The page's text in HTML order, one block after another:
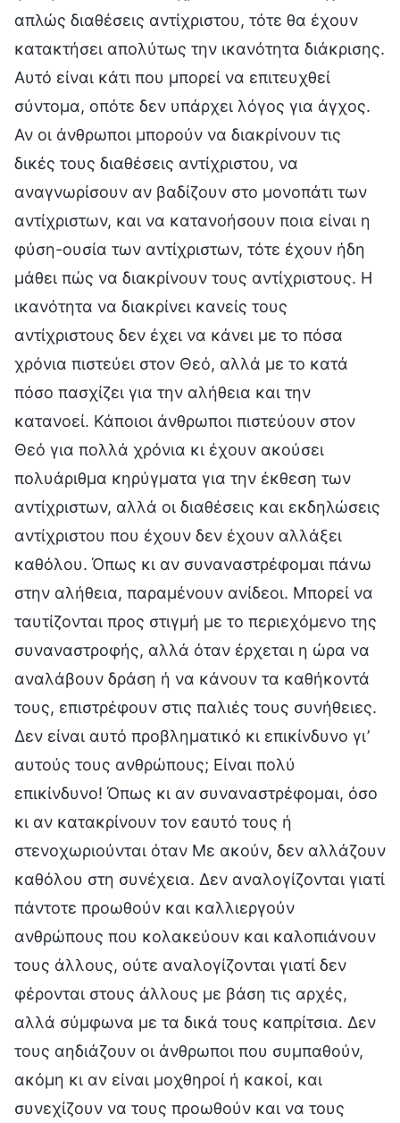
απλώς διαθέσεις αντίχριστου, τότε θα έχουν
κατακτήσει απολύτως την ικανότητα διάκρισης.
Αυτό είναι κάτι που μπορεί να επιτευχθεί
σύντομα, οπότε δεν υπάρχει λόγος για άγχος.
Αν οι άνθρωποι μπορούν να διακρίνουν τις
δικές τους διαθέσεις αντίχριστου, να
αναγνωρίσουν αν βαδίζουν στο μονοπάτι των
αντίχριστων, και να κατανοήσουν ποια είναι η
φύση-ουσία των αντίχριστων, τότε έχουν ήδη
μάθει πώς να διακρίνουν τους αντίχριστους. Η
ικανότητα να διακρίνει κανείς τους
αντίχριστους δεν έχει να κάνει με το πόσα
χρόνια πιστεύει στον Θεό, αλλά με το κατά
πόσο πασχίζει για την αλήθεια και την
κατανοεί. Κάποιοι άνθρωποι πιστεύουν στον
Θεό για πολλά χρόνια κι έχουν ακούσει
πολυάριθμα κηρύγματα για την έκθεση των
αντίχριστων, αλλά οι διαθέσεις και εκδηλώσεις
αντίχριστου που έχουν δεν έχουν αλλάξει
καθόλου. Όπως κι αν συναναστρέφομαι πάνω
στην αλήθεια, παραμένουν ανίδεοι. Μπορεί να
ταυτίζονται προς στιγμή με το περιεχόμενο της
συναναστροφής, αλλά όταν έρχεται η ώρα να
αναλάβουν δράση ή να κάνουν τα καθήκοντά
τους, επιστρέφουν στις παλιές τους συνήθειες.
Δεν είναι αυτό προβληματικό κι επικίνδυνο γι’
αυτούς τους ανθρώπους; Είναι πολύ
επικίνδυνο! Όπως κι αν συναναστρέφομαι, όσο
κι αν κατακρίνουν τον εαυτό τους ή
στενοχωριούνται όταν Με ακούν, δεν αλλάζουν
καθόλου στη συνέχεια. Δεν αναλογίζονται γιατί
πάντοτε προωθούν και καλλιεργούν
ανθρώπους που κολακεύουν και καλοπιάνουν
τους άλλους, ούτε αναλογίζονται γιατί δεν
φέρονται στους άλλους με βάση τις αρχές,
αλλά σύμφωνα με τα δικά τους καπρίτσια. Δεν
τους αηδιάζουν οι άνθρωποι που συμπαθούν,
ακόμη κι αν είναι μοχθηροί ή κακοί, και
συνεχίζουν να τους προωθούν και να τους